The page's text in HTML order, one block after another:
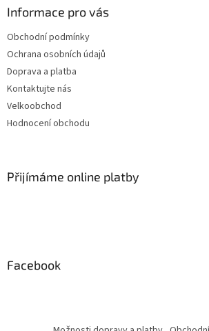
Informace pro vás
Obchodní podmínky
Ochrana osobních údajů
Doprava a platba
Kontaktujte nás
Velkoobchod
Hodnocení obchodu
Přijímáme online platby
Facebook